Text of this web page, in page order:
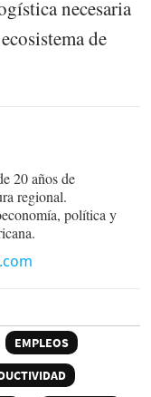
necesaria
de
20 años de
regional.
política y
EMPLEOS